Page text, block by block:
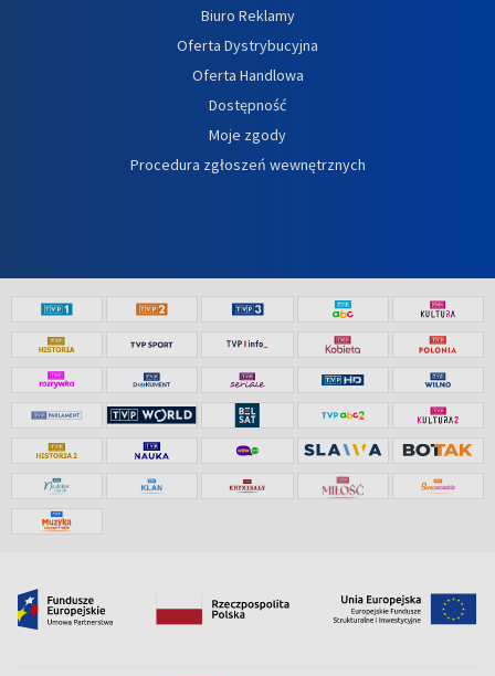
Biuro Reklamy
Oferta Dystrybucyjna
Oferta Handlowa
Dostępność
Moje zgody
Procedura zgłoszeń wewnętrznych